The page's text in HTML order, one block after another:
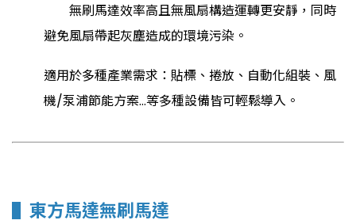
無刷馬達效率高且無風扇構造運轉更安靜，同時
避免風扇帶起灰塵造成的環境污染。
適用於多種產業需求：貼標、捲放、自動化組裝、風
機/泵浦節能方案…等多種設備皆可輕鬆導入。
東方馬達無刷馬達